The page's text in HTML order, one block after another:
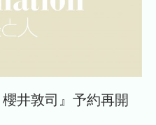
井敦司』予約再開